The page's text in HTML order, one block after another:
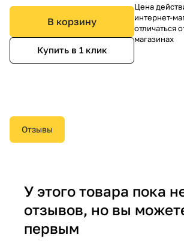
В корзину
Купить в 1 клик
Цена
интернет-
отличаться
магазинах
Отзывы
У этого товара пока
отзывов, но вы
первым